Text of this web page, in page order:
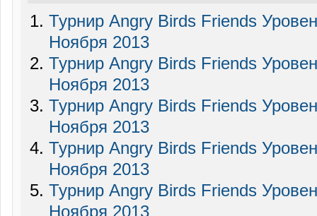
Турнир Angry Birds Friends
Ноября 2013
Турнир Angry Birds Friends
Ноября 2013
Турнир Angry Birds Friends
Ноября 2013
Турнир Angry Birds Friends
Ноября 2013
Турнир Angry Birds Friends
Ноября 2013